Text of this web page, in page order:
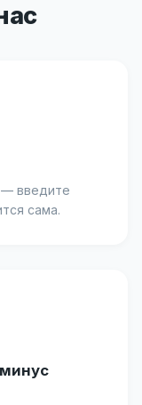
— введите
сама.